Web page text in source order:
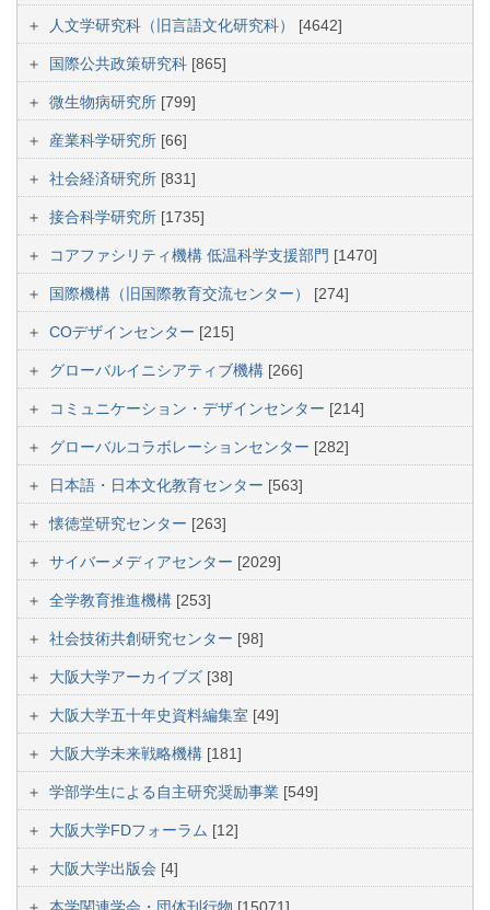
人文学研究科（旧言語文化研究科） [4642]
国際公共政策研究科 [865]
微生物病研究所 [799]
産業科学研究所 [66]
社会経済研究所 [831]
接合科学研究所 [1735]
コアファシリティ機構 低温科学支援部門 [1470]
国際機構（旧国際教育交流センター） [274]
COデザインセンター [215]
グローバルイニシアティブ機構 [266]
コミュニケーション・デザインセンター [214]
グローバルコラボレーションセンター [282]
日本語・日本文化教育センター [563]
懐徳堂研究センター [263]
サイバーメディアセンター [2029]
全学教育推進機構 [253]
社会技術共創研究センター [98]
大阪大学アーカイブズ [38]
大阪大学五十年史資料編集室 [49]
大阪大学未来戦略機構 [181]
学部学生による自主研究奨励事業 [549]
大阪大学FDフォーラム [12]
大阪大学出版会 [4]